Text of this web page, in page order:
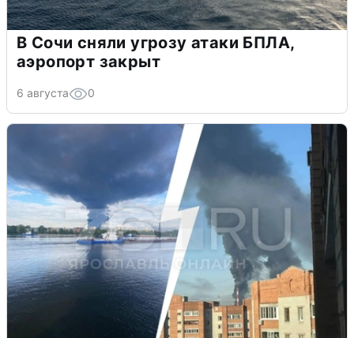
В Сочи сняли угрозу атаки БПЛА,
аэропорт закрыт
6 августа 0